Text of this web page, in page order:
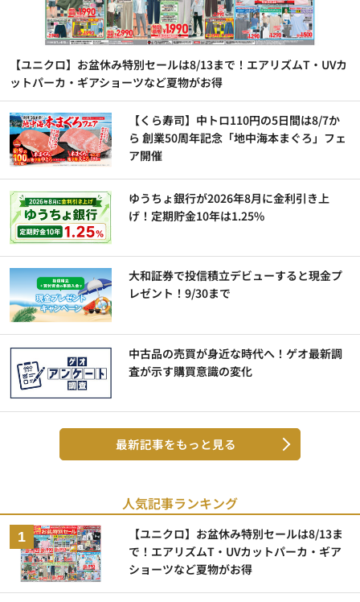
【ユニクロ】お盆休み特別セールは8/13まで！エアリズムT・UVカ
ットパーカ・ギアショーツなど夏物がお得
【くら寿司】中トロ110円の5日間は8/7か
ら 創業50周年記念「地中海本まぐろ」フェ
ア開催
ゆうちょ銀行が2026年8月に金利引き上
げ！定期貯金10年は1.25%
大和証券で投信積立デビューすると現金プ
レゼント！9/30まで
中古品の売買が身近な時代へ！ゲオ最新調
査が示す購買意識の変化
最新記事をもっと見る
人気記事ランキング
【ユニクロ】お盆休み特別セールは8/13ま
で！エアリズムT・UVカットパーカ・ギア
ショーツなど夏物がお得